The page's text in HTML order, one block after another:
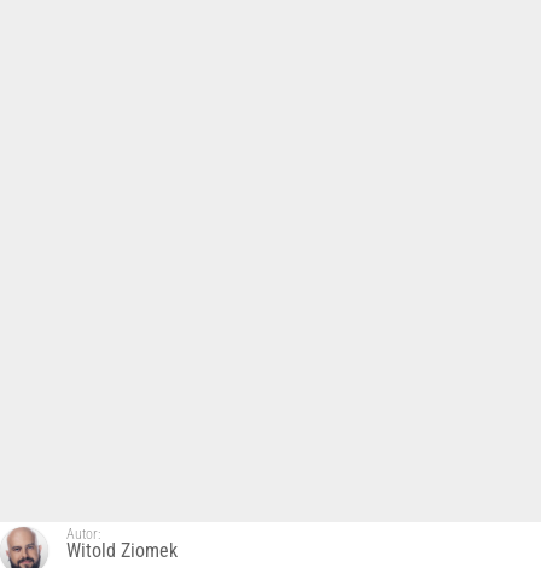
Autor:
Witold Ziomek